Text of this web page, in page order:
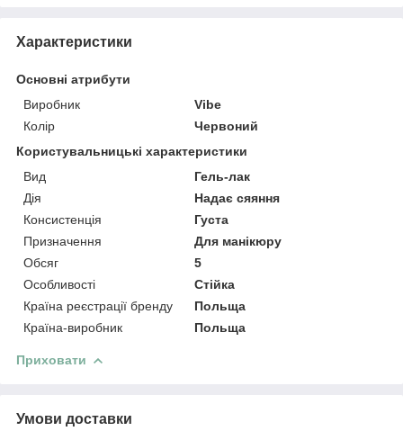
Характеристики
Основні атрибути
Виробник
Vibe
Колір
Червоний
Користувальницькі характеристики
Вид
Гель-лак
Дія
Надає сяяння
Консистенція
Густа
Призначення
Для манікюру
Обсяг
5
Особливості
Стійка
Країна реєстрації бренду
Польща
Країна-виробник
Польща
Приховати
Умови доставки